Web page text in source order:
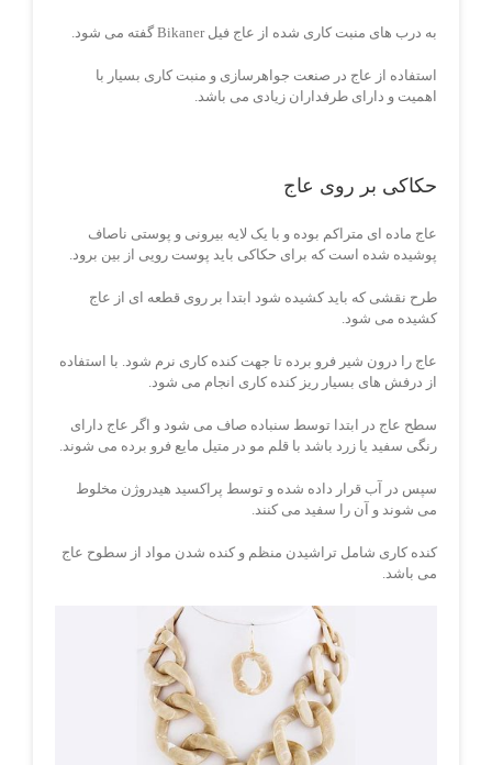
به درب های منبت کاری شده از عاج فیل Bikaner گفته می شود.
استفاده از عاج در صنعت جواهرسازی و منبت کاری بسیار با
اهمیت و دارای طرفداران زیادی می باشد.
حکاکی بر روی عاج
عاج ماده ای متراکم بوده و با یک لایه بیرونی و پوستی ناصاف
پوشیده شده است که برای حکاکی باید پوست رویی از بین برود.
طرح نقشی که باید کشیده شود ابتدا بر روی قطعه ای از عاج
کشیده می شود.
عاج را درون شیر فرو برده تا جهت کنده کاری نرم شود. با استفاده
از درفش های بسیار ریز کنده کاری انجام می شود.
سطح عاج در ابتدا توسط سنباده صاف می شود و اگر عاج دارای
رنگی سفید یا زرد باشد با قلم مو در متیل مایع فرو برده می شوند.
سپس در آب قرار داده شده و توسط پراکسید هیدروژن مخلوط
می شوند و آن را سفید می کنند.
کنده کاری شامل تراشیدن منظم و کنده شدن مواد از سطوح عاج
می باشد.